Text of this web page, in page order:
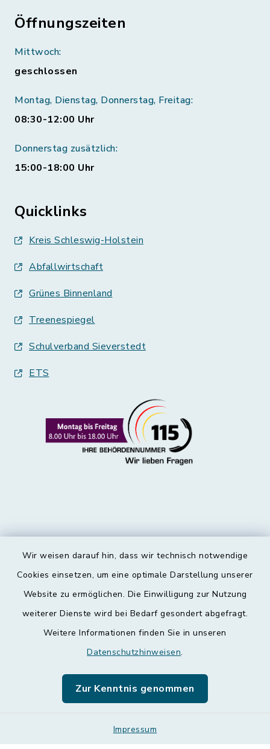
Wir weisen darauf hin, dass wir technisch notwendige
Cookies einsetzen, um eine optimale Darstellung unserer
Website zu ermöglichen. Die Einwilligung zur Nutzung
weiterer Dienste wird bei Bedarf gesondert abgefragt.
Weitere Informationen finden Sie in unseren
Datenschutzhinweisen.
Zur Kenntnis genommen
Impressum
Öffnungszeiten
Mittwoch:
geschlossen
Montag, Dienstag, Donnerstag, Freitag:
08:30-12:00 Uhr
Donnerstag zusätzlich:
15:00-18:00 Uhr
Quicklinks
Kreis Schleswig-Holstein
Abfallwirtschaft
Grünes Binnenland
Treenespiegel
Schulverband Sieverstedt
ETS
Kontakt
Datenschutz
Leichte Sprache
Sitemap